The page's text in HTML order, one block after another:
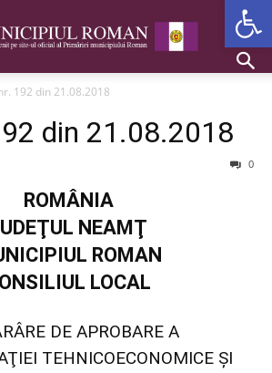
192 din 21.08.2018
din 21.08.2018
0
ROMÂNIA
NEAMŢ
ROMAN
LOCAL
DE APROBARE A
TEHNICOECONOMICE ŞI